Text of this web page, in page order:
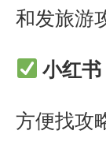
和发旅游
小红书
方便找攻